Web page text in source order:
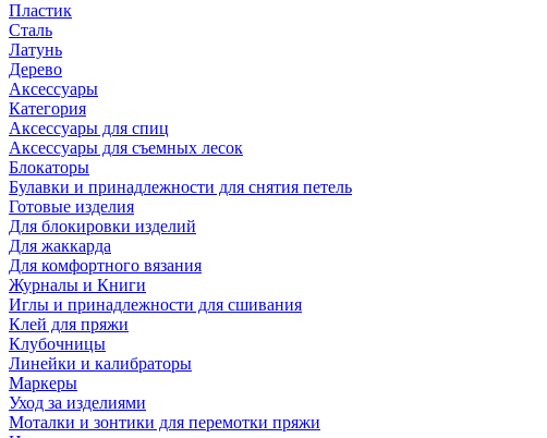
Пластик
Сталь
Латунь
Дерево
Аксессуары
Категория
Аксессуары для спиц
Аксессуары для съемных лесок
Блокаторы
Булавки и принадлежности для снятия петель
Готовые изделия
Для блокировки изделий
Для жаккарда
Для комфортного вязания
Журналы и Книги
Иглы и принадлежности для сшивания
Клей для пряжи
Клубочницы
Линейки и калибраторы
Маркеры
Уход за изделиями
Моталки и зонтики для перемотки пряжи